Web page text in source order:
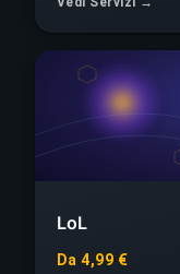
LoL
Da 4,99 €